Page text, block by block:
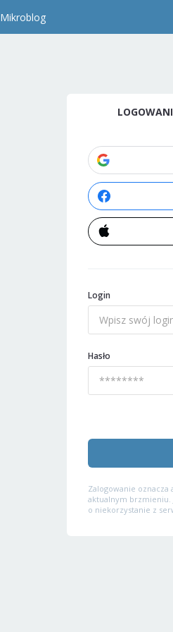
Mikroblog
Login
Hasło
Zalogowanie oznacza
aktualnym brzmieniu.
o niekorzystanie z